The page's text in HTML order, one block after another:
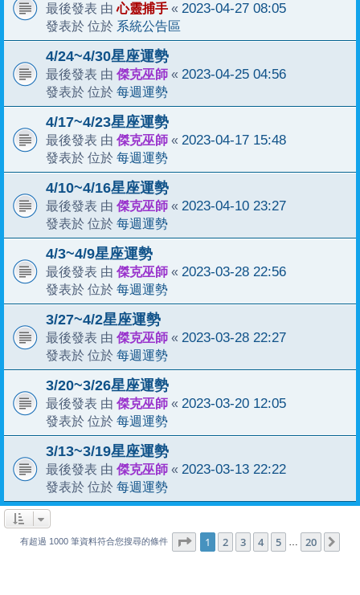
最後發表 由心靈捕手 « 2023-04-27 08:05
發表於 位於 系統公告區
4/24~4/30星座運勢
最後發表 由 傑克巫師 « 2023-04-25 04:56
發表於 位於 每週運勢
4/17~4/23星座運勢
最後發表 由 傑克巫師 « 2023-04-17 15:48
發表於 位於 每週運勢
4/10~4/16星座運勢
最後發表 由 傑克巫師 « 2023-04-10 23:27
發表於 位於 每週運勢
4/3~4/9星座運勢
最後發表 由 傑克巫師 « 2023-03-28 22:56
發表於 位於 每週運勢
3/27~4/2星座運勢
最後發表 由 傑克巫師 « 2023-03-28 22:27
發表於 位於 每週運勢
3/20~3/26星座運勢
最後發表 由 傑克巫師 « 2023-03-20 12:05
發表於 位於 每週運勢
3/13~3/19星座運勢
最後發表 由 傑克巫師 « 2023-03-13 22:22
發表於 位於 每週運勢
有超過 1000 筆資料符合您搜尋的條件 第1 頁 (共 20頁)
1 2 3 4 5 … 20